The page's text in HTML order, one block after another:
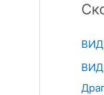
т
р